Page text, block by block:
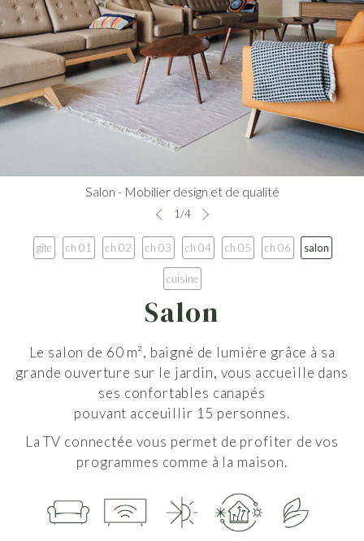
Salon - Mobilier design et de qualité
1/4
gîte ch 01 ch 02 ch 03 ch 04 ch 05 ch 06 salon
cuisine
Salon
Le salon de 60 m², baigné de lumière grâce à sa
grande ouverture sur le jardin, vous accueille dans
ses confortables canapés
pouvant acceuillir 15 personnes.
La TV connectée vous permet de profiter de vos
programmes comme à la maison.